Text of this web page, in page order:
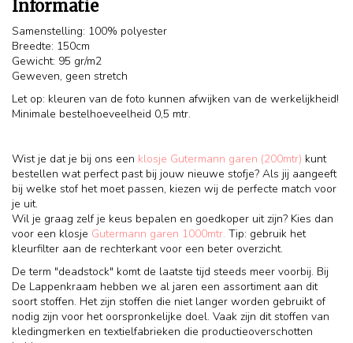
Informatie
Samenstelling: 100% polyester
Breedte: 150cm
Gewicht: 95 gr/m2
Geweven, geen stretch
Let op: kleuren van de foto kunnen afwijken van de werkelijkheid!
Minimale bestelhoeveelheid 0,5 mtr.
Wist je dat je bij ons een klosje Gutermann garen (200mtr) kunt
bestellen wat perfect past bij jouw nieuwe stofje? Als jij aangeeft
bij welke stof het moet passen, kiezen wij de perfecte match voor
je uit.
Wil je graag zelf je keus bepalen en goedkoper uit zijn? Kies dan
voor een klosje Gutermann garen 1000mtr. Tip: gebruik het
kleurfilter aan de rechterkant voor een beter overzicht.
De term "deadstock" komt de laatste tijd steeds meer voorbij. Bij
De Lappenkraam hebben we al jaren een assortiment aan dit
soort stoffen. Het zijn stoffen die niet langer worden gebruikt of
nodig zijn voor het oorspronkelijke doel. Vaak zijn dit stoffen van
kledingmerken en textielfabrieken die productieoverschotten